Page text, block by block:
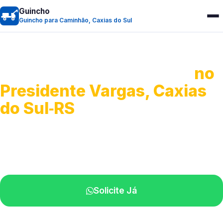
Guincho
Guincho para Caminhão, Caxias do Sul
no
Presidente Vargas, Caxias
do Sul‑RS
Solicite Já